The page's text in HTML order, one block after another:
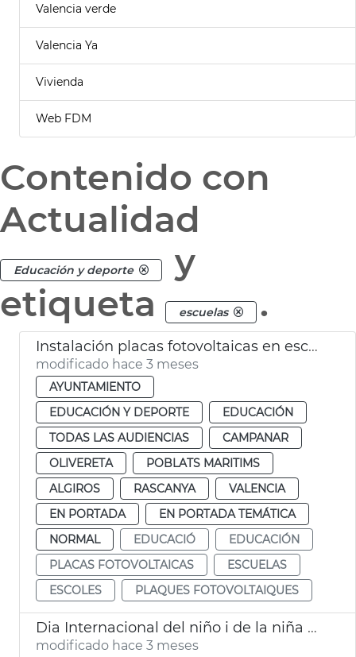
Valencia verde
Valencia Ya
Vivienda
Web FDM
Contenido con
Actualidad
Educación y deporte
y
etiqueta
escuelas .
Instalación placas fotovoltaicas en escuelas infantiles de València
modificado hace 3 meses
AYUNTAMIENTO
EDUCACIÓN Y DEPORTE
EDUCACIÓN
TODAS LAS AUDIENCIAS
CAMPANAR
OLIVERETA
POBLATS MARITIMS
ALGIROS
RASCANYA
VALENCIA
EN PORTADA
EN PORTADA TEMÁTICA
NORMAL
EDUCACIÓ
EDUCACIÓN
PLACAS FOTOVOLTAICAS
ESCUELAS
ESCOLES
PLAQUES FOTOVOLTAIQUES
Dia Internacional del niño i de la niña València
modificado hace 3 meses